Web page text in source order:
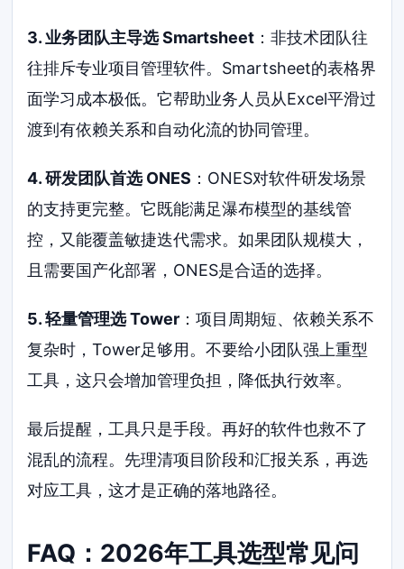
3. 业务团队主导选 Smartsheet ：非技术团队往
往排斥专业项目管理软件。Smartsheet的表格界
面学习成本极低。它帮助业务人员从Excel平滑过
渡到有依赖关系和自动化流的协同管理。
4. 研发团队首选 ONES ：ONES对软件研发场景
的支持更完整。它既能满足瀑布模型的基线管
控，又能覆盖敏捷迭代需求。如果团队规模大，
且需要国产化部署，ONES是合适的选择。
5. 轻量管理选 Tower ：项目周期短、依赖关系不
复杂时，Tower足够用。不要给小团队强上重型
工具，这只会增加管理负担，降低执行效率。
最后提醒，工具只是手段。再好的软件也救不了
混乱的流程。先理清项目阶段和汇报关系，再选
对应工具，这才是正确的落地路径。
FAQ：2026年工具选型常见问